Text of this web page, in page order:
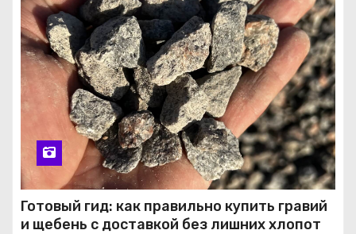
Готовый гид: как правильно купить гравий
и щебень с доставкой без лишних хлопот